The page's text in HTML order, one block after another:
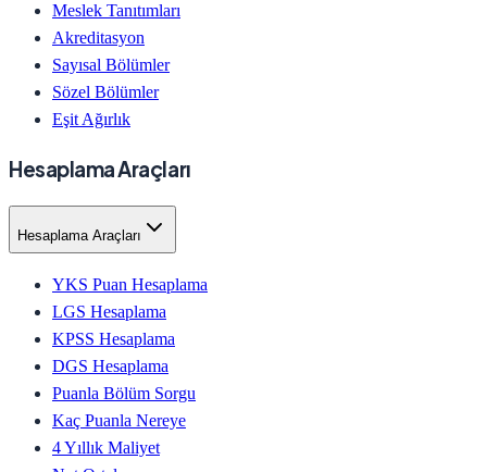
Meslek Tanıtımları
Akreditasyon
Sayısal Bölümler
Sözel Bölümler
Eşit Ağırlık
Hesaplama Araçları
Hesaplama Araçları
YKS Puan Hesaplama
LGS Hesaplama
KPSS Hesaplama
DGS Hesaplama
Puanla Bölüm Sorgu
Kaç Puanla Nereye
4 Yıllık Maliyet